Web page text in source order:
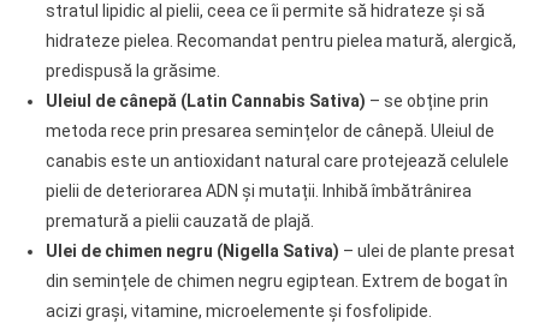
stratul lipidic al pielii, ceea ce îi permite să hidrateze și să
hidrateze pielea. Recomandat pentru pielea matură, alergică,
predispusă la grăsime.
Uleiul de cânepă (Latin Cannabis Sativa) – se obține prin
metoda rece prin presarea semințelor de cânepă. Uleiul de
canabis este un antioxidant natural care protejează celulele
pielii de deteriorarea ADN și mutații. Inhibă îmbătrânirea
prematură a pielii cauzată de plajă.
Ulei de chimen negru (Nigella Sativa) – ulei de plante presat
din semințele de chimen negru egiptean. Extrem de bogat în
acizi grași, vitamine, microelemente și fosfolipide.